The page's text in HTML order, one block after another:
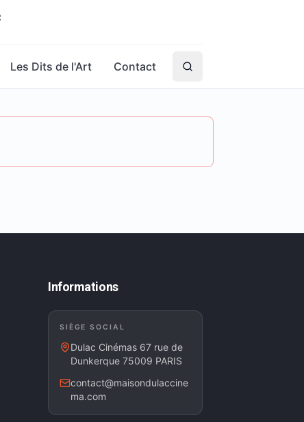
Les Dits de l'Art Contact
Informations
SIÈGE SOCIAL
Dulac Cinémas 67 rue de
Dunkerque 75009 PARIS
contact@maisondulaccine
ma.com